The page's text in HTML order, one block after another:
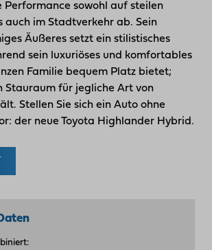
Performance sowohl auf steilen
auch im Stadt­verkehr ab. Sein
Äußeres setzt ein stilistisches
sein luxuriöses und komfortables
Familie bequem Platz bietet;
Stauraum für jegliche Art von
Stellen Sie sich ein Auto ohne
der neue Toyota Highlander Hybrid.